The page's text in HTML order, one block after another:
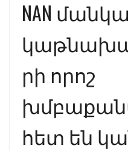
NAN
րի որոշ
հետ են